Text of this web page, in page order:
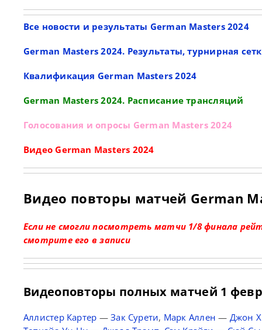
Все новости и результаты German Masters 2024
German Masters 2024. Результаты, турнирная
Квалификация German Masters 2024
German Masters 2024. Расписание трансляций
Голосования и опросы German Masters 2024
Видео German Masters 2024
Видео повторы матчей German
Если не смогли посмотреть матчи 1/8 финала
смотрите его в записи
Видеоповторы полных матчей 1
Аллистер Картер —Зак Сурети, Марк Аллен — Джон